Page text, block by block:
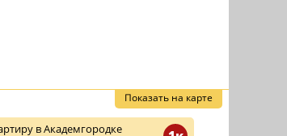
Показать на карте
в Академгородке